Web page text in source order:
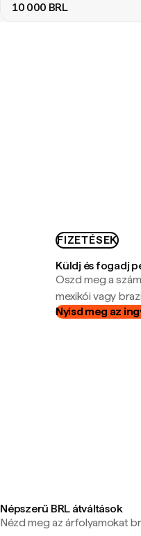
10 000 BRL
FIZETÉSEK
Küldj és fogadj
Oszd meg a
mexikói vagy
Nyisd meg az
Népszerű BRL átváltások
Nézd meg az árfolyamokat